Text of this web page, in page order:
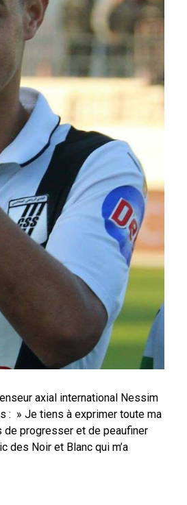
axial international Nessim
: » Je tiens à exprimer toute ma
de progresser et de peaufiner
des Noir et Blanc qui m’a